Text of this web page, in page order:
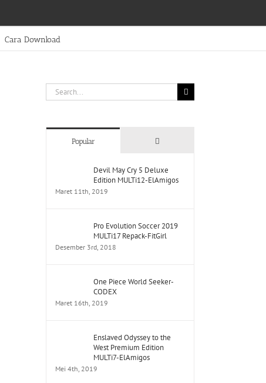
Cara Download
Search
for:
Popular Comments
Devil May Cry 5 Deluxe
Edition MULTi12-ElAmigos
Maret 11th, 2019
Pro Evolution Soccer 2019
MULTi17 Repack-FitGirl
Desember 3rd, 2018
One Piece World Seeker-
CODEX
Maret 16th, 2019
Enslaved Odyssey to the
West Premium Edition
MULTi7-ElAmigos
Mei 4th, 2019